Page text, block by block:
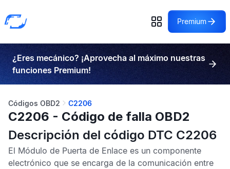
Premium
¿Eres mecánico? ¡Aprovecha al máximo nuestras
funciones Premium!
Códigos OBD2 C2206
C2206 - Código de falla OBD2
Descripción del código DTC C2206
El Módulo de Puerta de Enlace es un componente
electrónico que se encarga de la comunicación entre